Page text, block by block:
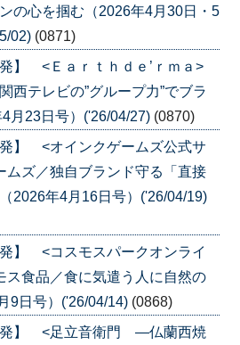
の心を掴む（2026年4月30日・5
02) (0871)
】 <Ｅａｒｔｈｄｅ’ｒｍａ>
西テレビの”グループ力”でブラ
月23日号）('26/04/27) (0870)
】 <オインクゲームズ公式サ
ズ／独自ブランド守る「直接
2026年4月16日号）('26/04/19)
】 <コスモスパークオンライ
食品／食に気遣う人に自然の
9日号）('26/04/14) (0868)
発】 <足立音衛門 ―仏蘭西焼